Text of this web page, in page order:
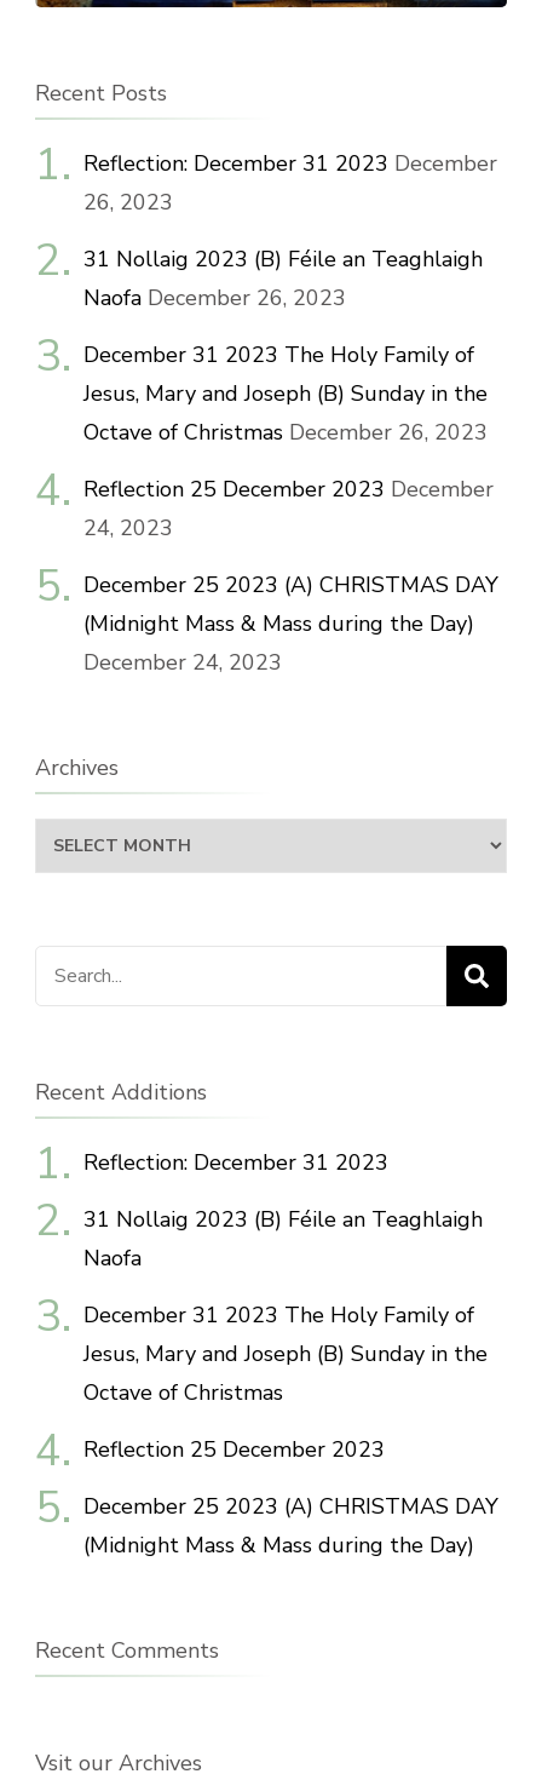
Recent Posts
Reflection: December 31 2023 December
26, 2023
31 Nollaig 2023 (B) Féile an Teaghlaigh
Naofa December 26, 2023
December 31 2023 The Holy Family of
Jesus, Mary and Joseph (B) Sunday in the
Octave of Christmas December 26, 2023
Reflection 25 December 2023 December
24, 2023
December 25 2023 (A) CHRISTMAS DAY
(Midnight Mass & Mass during the Day)
December 24, 2023
Archives
Archives
Search
for:
Recent Additions
Reflection: December 31 2023
31 Nollaig 2023 (B) Féile an Teaghlaigh
Naofa
December 31 2023 The Holy Family of
Jesus, Mary and Joseph (B) Sunday in the
Octave of Christmas
Reflection 25 December 2023
December 25 2023 (A) CHRISTMAS DAY
(Midnight Mass & Mass during the Day)
Recent Comments
Vsit our Archives